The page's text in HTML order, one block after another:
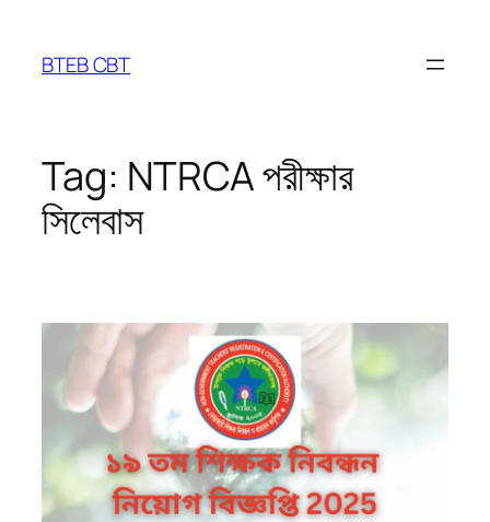
content
BTEB CBT
Tag: NTRCA পরীক্ষার
সিলেবাস